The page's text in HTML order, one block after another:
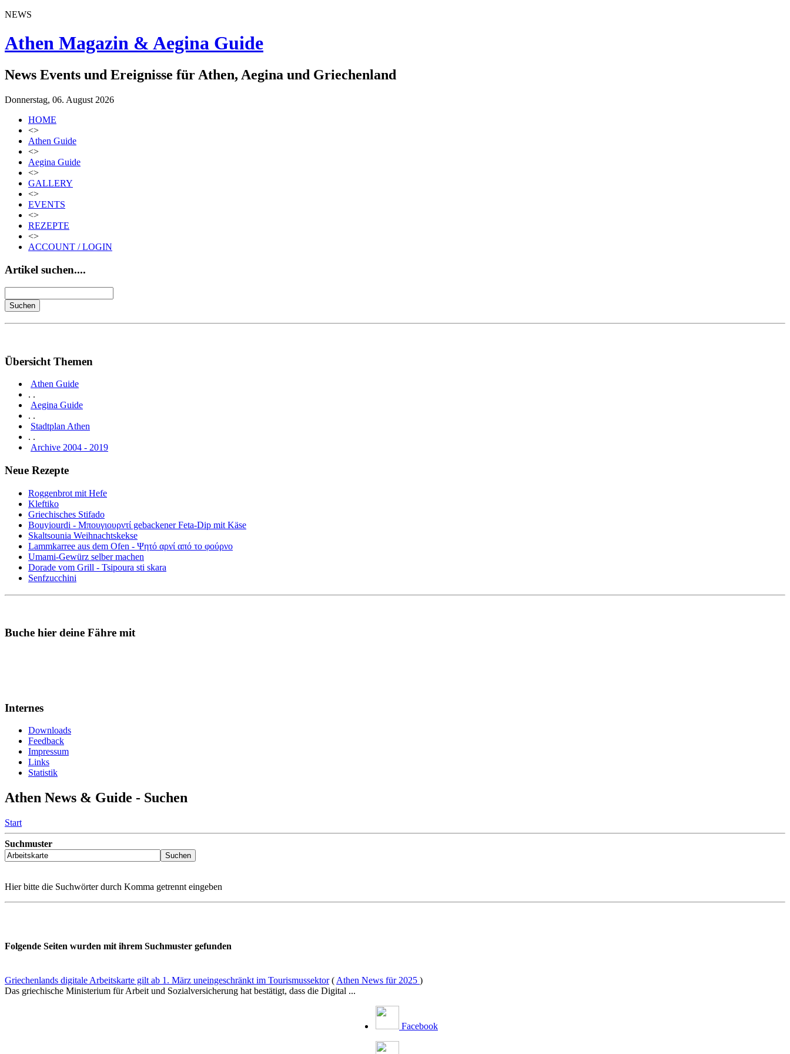
NEWS
Athen Magazin & Aegina Guide
News Events und Ereignisse für Athen, Aegina und Griechenland
Donnerstag, 06. August 2026
HOME
<>
Athen Guide
<>
Aegina Guide
<>
GALLERY
<>
EVENTS
<>
REZEPTE
<>
ACCOUNT / LOGIN
Artikel suchen....
Übersicht Themen
Athen Guide
. .
Aegina Guide
. .
Stadtplan Athen
. .
Archive 2004 - 2019
Neue Rezepte
Roggenbrot mit Hefe
Kleftiko
Griechisches Stifado
Bouyiourdi - Μπουγιουρντί gebackener Feta-Dip mit Käse
Skaltsounia Weihnachtskekse
Lammkarree aus dem Ofen - Ψητό αρνί από το φούρνο
Umami-Gewürz selber machen
Dorade vom Grill - Tsipoura sti skara
Senfzucchini
Buche hier deine Fähre mit
Internes
Downloads
Feedback
Impressum
Links
Statistik
Athen News & Guide - Suchen
Start
Suchmuster
Hier bitte die Suchwörter durch Komma getrennt eingeben
Folgende Seiten wurden mit ihrem Suchmuster gefunden
Griechenlands digitale Arbeitskarte gilt ab 1. März uneingeschränkt im Tourismussektor( Athen News für 2025 )
Das griechische Ministerium für Arbeit und Sozialversicherung hat bestätigt, dass die Digital ...
Facebook